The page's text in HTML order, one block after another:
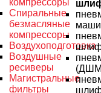
Спиральные
безмасляные
компрессоры
Воздухоподготовка
Воздушные
ресиверы
Магистральные
фильтры